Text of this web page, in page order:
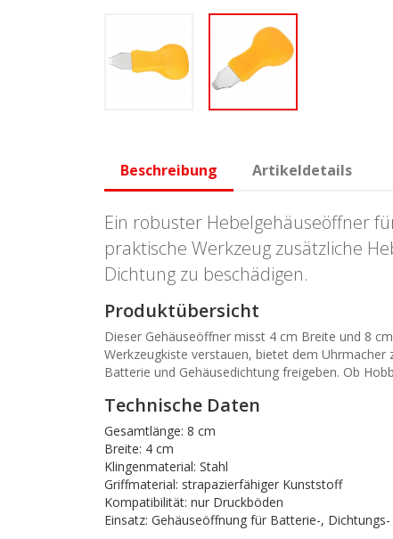
Beschreibung Artikeldetails
Ein robuster Hebelgehäuseöffner
praktische Werkzeug zusätzliche
Dichtung zu beschädigen.
Produktübersicht
Dieser Gehäuseöffner misst 4 cm Breite und 8
Werkzeugkiste verstauen, bietet dem Uhrmacher
Batterie und Gehäusedichtung freigeben. Ob
Technische Daten
Gesamtlänge: 8 cm
Breite: 4 cm
Klingenmaterial: Stahl
Griffmaterial: strapazierfähiger Kunststoff
Kompatibilität: nur Druckböden
Einsatz: Gehäuseöffnung für Batterie-,